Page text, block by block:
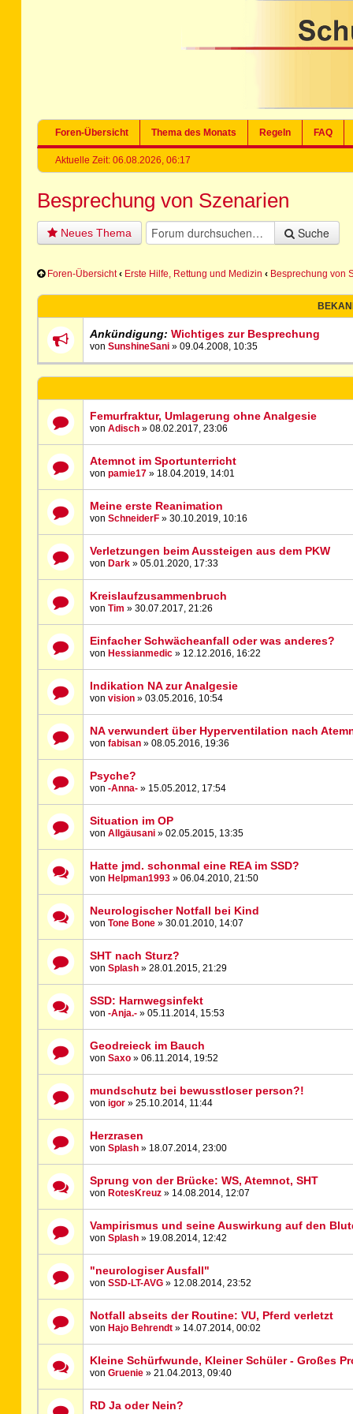
Foren-Übersicht Thema des Monats Regeln FAQ
Aktuelle Zeit: 06.08.2026, 06:17
Besprechung von Szenarien
Neues Thema Suche
Foren-Übersicht ‹ Erste Hilfe, Rettung und Medizin ‹ Besprechung von
Ankündigung: Wichtiges zur Besprechung
vonSunshineSani » 09.04.2008, 10:35
Femurfraktur, Umlagerung ohne Analgesie
vonAdisch » 08.02.2017, 23:06
Atemnot im Sportunterricht
vonpamie17 » 18.04.2019, 14:01
Meine erste Reanimation
vonSchneiderF » 30.10.2019, 10:16
Verletzungen beim Aussteigen aus dem PKW
von Dark » 05.01.2020, 17:33
Kreislaufzusammenbruch
vonTim » 30.07.2017, 21:26
Einfacher Schwächeanfall oder was anderes?
von Hessianmedic » 12.12.2016, 16:22
Indikation NA zur Analgesie
vonvision » 03.05.2016, 10:54
NA verwundert über Hyperventilation nach
vonfabisan » 08.05.2016, 19:36
Psyche?
von-Anna- » 15.05.2012, 17:54
Situation im OP
vonAllgäusani » 02.05.2015, 13:35
Hatte jmd. schonmal eine REA im SSD?
von Helpman1993 » 06.04.2010, 21:50
Neurologischer Notfall bei Kind
vonTone Bone » 30.01.2010, 14:07
SHT nach Sturz?
vonSplash » 28.01.2015, 21:29
SSD: Harnwegsinfekt
von-Anja.- » 05.11.2014, 15:53
Geodreieck im Bauch
vonSaxo » 06.11.2014, 19:52
mundschutz bei bewusstloser person?!
vonigor » 25.10.2014, 11:44
Herzrasen
vonSplash » 18.07.2014, 23:00
Sprung von der Brücke: WS, Atemnot, SHT
von RotesKreuz » 14.08.2014, 12:07
Vampirismus und seine Auswirkung auf den
vonSplash » 19.08.2014, 12:42
"neurologiser Ausfall"
vonSSD-LT-AVG » 12.08.2014, 23:52
Notfall abseits der Routine: VU, Pferd verletzt
von Hajo Behrendt » 14.07.2014, 00:02
Kleine Schürfwunde, Kleiner Schüler - Großes
vonGruenie » 21.04.2013, 09:40
RD Ja oder Nein?